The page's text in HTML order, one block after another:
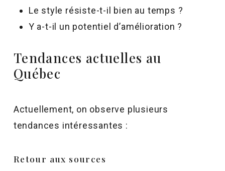
Le style résiste-t-il bien au temps ?
Y a-t-il un potentiel d’amélioration ?
Tendances actuelles au
Québec
Actuellement, on observe plusieurs
tendances intéressantes :
Retour aux sources